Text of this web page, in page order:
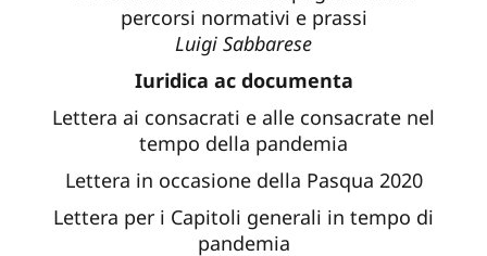
percorsi normativi e prassi
Luigi Sabbarese
Iuridica ac documenta
Lettera ai consacrati e alle consacrate nel
tempo della pandemia
Lettera in occasione della Pasqua 2020
Lettera per i Capitoli generali in tempo di
pandemia